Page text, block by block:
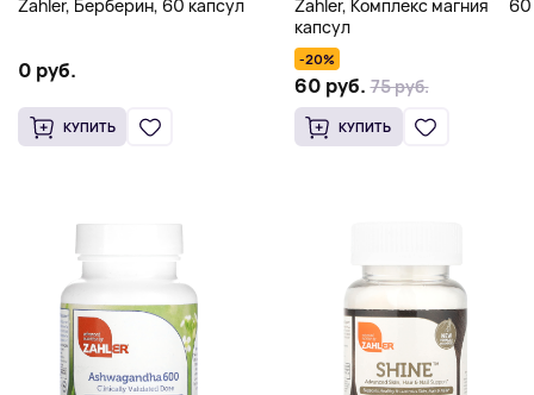
Zahler, Берберин, 60 капсул
0 руб.
КУПИТЬ
Zahler, Комплекс магния`` 60
капсул
-20%
60 руб. 75 руб.
КУПИТЬ